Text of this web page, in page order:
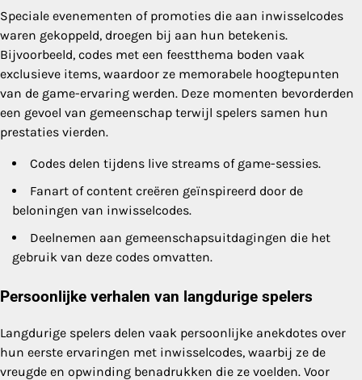
Speciale evenementen of promoties die aan inwisselcodes
waren gekoppeld, droegen bij aan hun betekenis.
Bijvoorbeeld, codes met een feestthema boden vaak
exclusieve items, waardoor ze memorabele hoogtepunten
van de game-ervaring werden. Deze momenten bevorderden
een gevoel van gemeenschap terwijl spelers samen hun
prestaties vierden.
Codes delen tijdens live streams of game-sessies.
Fanart of content creëren geïnspireerd door de
beloningen van inwisselcodes.
Deelnemen aan gemeenschapsuitdagingen die het
gebruik van deze codes omvatten.
Persoonlijke verhalen van langdurige spelers
Langdurige spelers delen vaak persoonlijke anekdotes over
hun eerste ervaringen met inwisselcodes, waarbij ze de
vreugde en opwinding benadrukken die ze voelden. Voor